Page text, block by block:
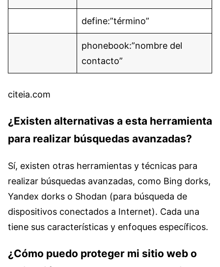
define:”término”
phonebook:”nombre del
contacto”
citeia.com
¿Existen alternativas a esta herramienta
para realizar búsquedas avanzadas?
Sí, existen otras herramientas y técnicas para
realizar búsquedas avanzadas, como Bing dorks,
Yandex dorks o Shodan (para búsqueda de
dispositivos conectados a Internet). Cada una
tiene sus características y enfoques específicos.
¿Cómo puedo proteger mi sitio web o